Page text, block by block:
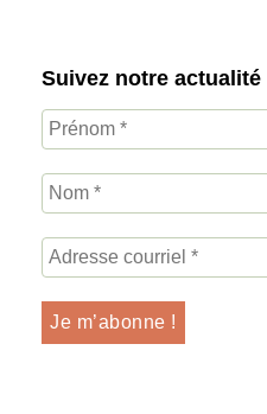
Suivez notre actualité